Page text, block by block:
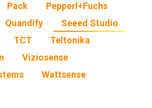
Pack
Pepperl+Fuchs
Quandify
Seeed Studio
TCT
Teltonika
Viziosense
Wattsense